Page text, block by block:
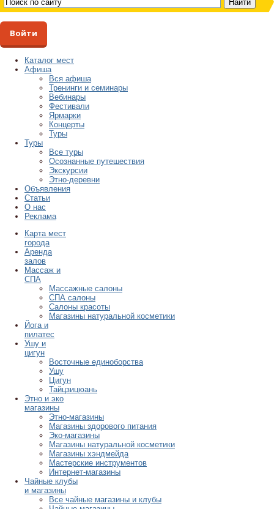
Войти
Каталог мест
Афиша
Вся афиша
Тренинги и семинары
Вебинары
Фестивали
Ярмарки
Концерты
Туры
Туры
Все туры
Осознанные путешествия
Экскурсии
Этно-деревни
Объявления
Статьи
О нас
Реклама
Карта мест
города
Аренда
залов
Массаж и
СПА
Массажные салоны
СПА салоны
Салоны красоты
Магазины натуральной косметики
Йога и
пилатес
Ушу и
цигун
Восточные единоборства
Ушу
Цигун
Тайцзицюань
Этно и эко
магазины
Этно-магазины
Магазины здорового питания
Эко-магазины
Магазины натуральной косметики
Магазины хэндмейда
Мастерские инструментов
Интернет-магазины
Чайные клубы
и магазины
Все чайные магазины и клубы